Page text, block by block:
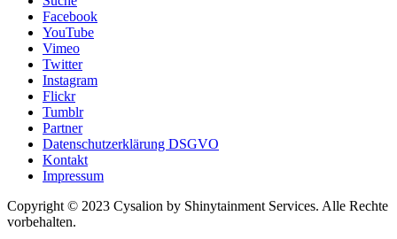
Facebook
YouTube
Vimeo
Twitter
Instagram
Flickr
Tumblr
Partner
Datenschutzerklärung DSGVO
Kontakt
Impressum
Copyright © 2023 Cysalion by Shinytainment Services. Alle Rechte
vorbehalten.